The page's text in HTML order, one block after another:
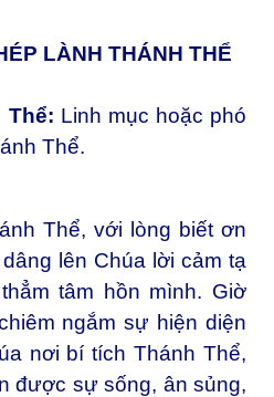
LÀNH THÁNH THỂ
Thể: Linh mục hoặc phó
Thể.
Thể, với lòng biết ơn
lên Chúa lời cảm tạ
tâm hồn mình. Giờ
ngắm sự hiện diện
nơi bí tích Thánh Thể,
được sự sống, ân sủng,